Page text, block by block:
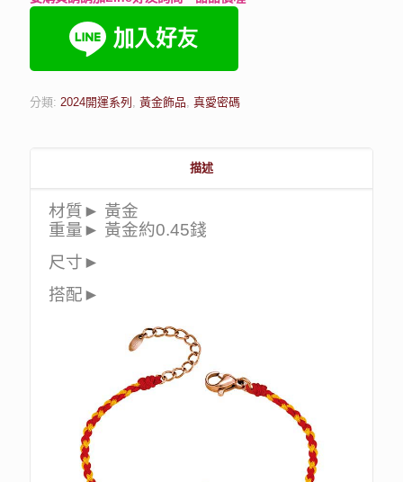
分類: 2024開運系列 , 黃金飾品, 真愛密碼
描述
材質► 黃金
重量► 黃金約0.45錢
尺寸►
搭配►